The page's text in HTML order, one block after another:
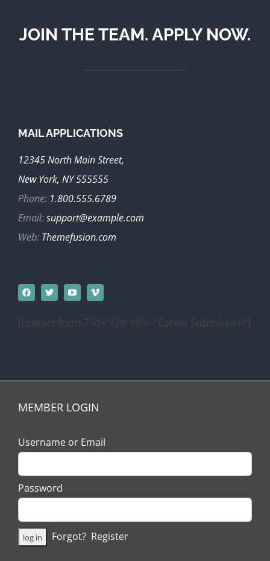
JOIN THE TEAM. APPLY NOW.
MAIL APPLICATIONS
12345 North Main Street,
New York, NY 555555
Phone: 1.800.555.6789
Email:support@example.com
Web: Themefusion.com
[contact-form-7 id="124" title="Career Submission"]
MEMBER LOGIN
Username or Email
Password
Forgot? Register